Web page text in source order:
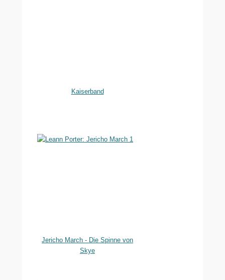
Kaiserband
Jericho March - Die Spinne von
Skye